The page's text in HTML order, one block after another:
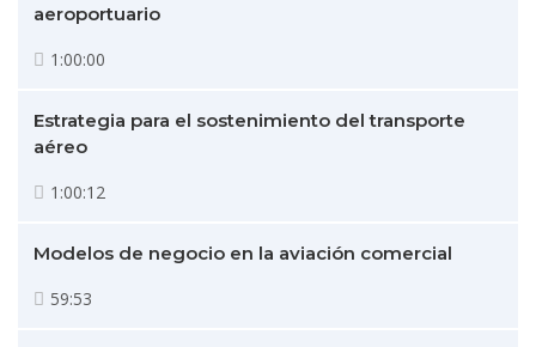
aeroportuario
1:00:00
Estrategia para el sostenimiento del transporte
aéreo
1:00:12
Modelos de negocio en la aviación comercial
59:53